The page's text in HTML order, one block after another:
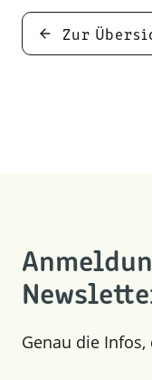
Zur
Genau die